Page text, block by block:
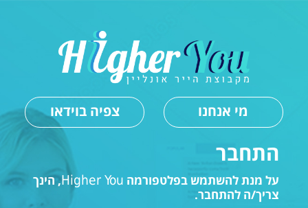
מי אנחנו צפיה בוידאו
התחבר
על מנת להשתמש בפלטפורמה Higher You, הינך
צריך/ה להתחבר.